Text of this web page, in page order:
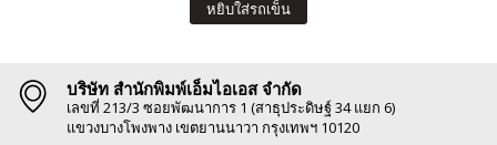
หยิบใส่รถเข็น
บริษัท สำนักพิมพ์เอ็มไอเอส จำกัด
เลขที่ 213/3 ซอยพัฒนาการ 1 (สาธุประดิษฐ์ 34 แยก 6)
แขวงบางโพงพาง เขตยานนาวา กรุงเทพฯ 10120